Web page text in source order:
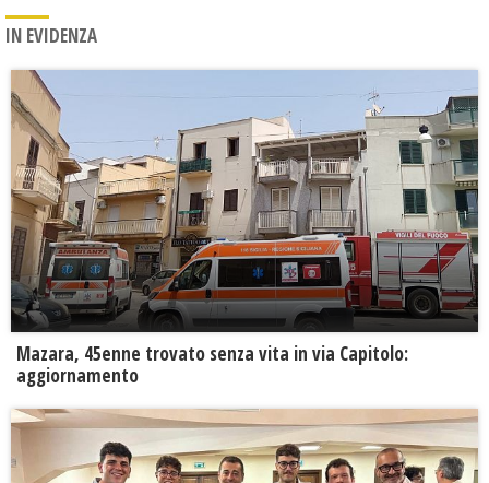
IN EVIDENZA
Mazara, 45enne trovato senza vita in via Capitolo:
aggiornamento